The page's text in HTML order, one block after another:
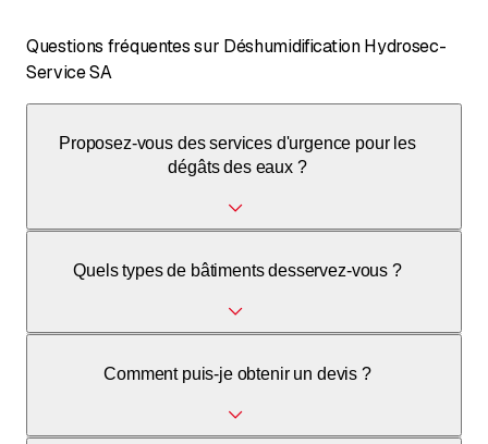
Questions fréquentes sur Déshumidification Hydrosec-
Service SA
Proposez-vous des services d'urgence pour les
dégâts des eaux ?
vérifier la disponibilité des services d'urgence.
Quels types de bâtiments desservez-vous ?
les bâtiments résidentiels, commerciaux et industriels.
Comment puis-je obtenir un devis ?